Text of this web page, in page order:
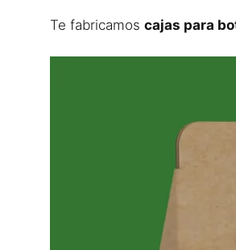
Te fabricamos cajas para